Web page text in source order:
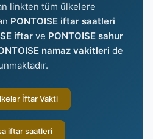
linkten tüm ülkelere
PONTOISE iftar saatleri
iftar ve PONTOISE sahur
namaz vakitleri de
İftar Vakti
iftar saatleri